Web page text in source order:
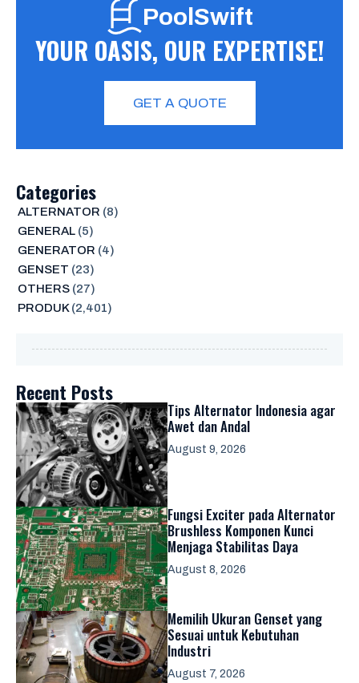
PoolSwift
YOUR OASIS, OUR EXPERTISE!
GET A QUOTE
Categories
ALTERNATOR (8)
GENERAL(5)
GENERATOR (4)
GENSET (23)
OTHERS(27)
PRODUK(2,401)
Recent Posts
Tips Alternator Indonesia agar
Awet dan Andal
August 9, 2026
Fungsi Exciter pada Alternator
Brushless Komponen Kunci
Menjaga Stabilitas Daya
August 8, 2026
Memilih Ukuran Genset yang
Sesuai untuk Kebutuhan
Industri
August 7, 2026